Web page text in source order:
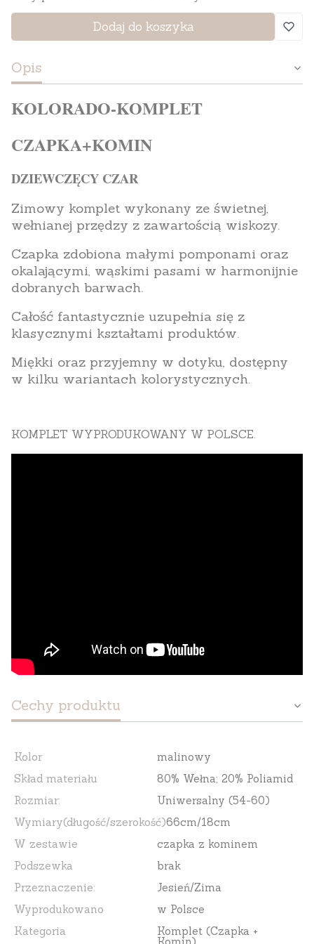
Dodaj do koszyka
Opis
KOLORADO-KOMPLET
CZAPKA+KOMIN
DZIEWCZĘCY CZAR
Zimowy komplet wykonany ze świetnej,
wełnianej przędzy z zawartością wiskozy.
Czapka zdobiona małymi pomponami oraz
okalającymi, wąskimi pasami w harmonijnie
dobranych barwach.
Całość fantastycznie uzupełnia się z
klasycznymi kształtami produktów.
Miękki oraz przyjemny w dotyku, dostępny
w kilku wariantach kolorystycznych.
KOMPLET WYPRODUKOWANY W POLSCE.
Cechy produktu
Kolor
malinowy
Skład materiału
80% Wełna; 20% Poliamid
Rozmiar:
Uniwersalny (54-60)
Wymiary(długość/szerokość)66cm/18cm
W zestawie
czapka z kominem
Podszewka
brak
Przeznaczenie:
Jesień/Zima
Wyprodukowano
w Polsce
Kategoria
Komplet (Czapka +